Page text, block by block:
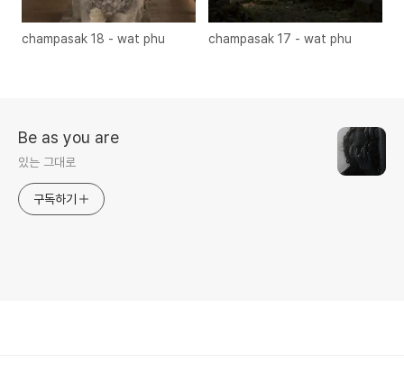
champasak 18 - wat phu champasak 17 - wat phu
Be as you are
있는 그대로
구독하기